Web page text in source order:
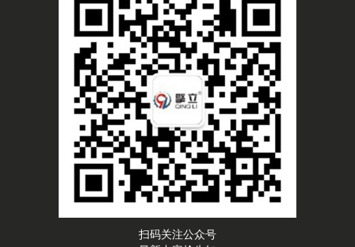
扫码关注公众号